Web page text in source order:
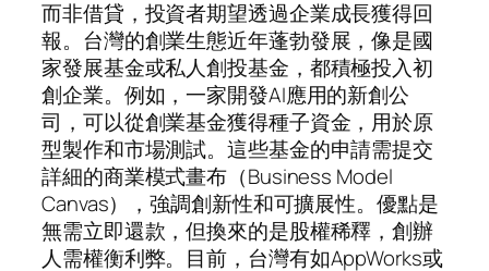
而非借貸，投資者期望透過企業成長獲得回
報。台灣的創業生態近年蓬勃發展，像是國
家發展基金或私人創投基金，都積極投入初
創企業。例如，一家開發AI應用的新創公
司，可以從創業基金獲得種子資金，用於原
型製作和市場測試。這些基金的申請需提交
詳細的商業模式畫布（Business Model
Canvas），強調創新性和可擴展性。優點是
無需立即還款，但換來的是股權稀釋，創辦
人需權衡利弊。目前，台灣有如AppWorks或